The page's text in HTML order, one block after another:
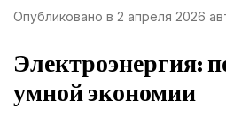
Опубликовано в 2 апреля 2026
Электроэнергия:
умной экономии